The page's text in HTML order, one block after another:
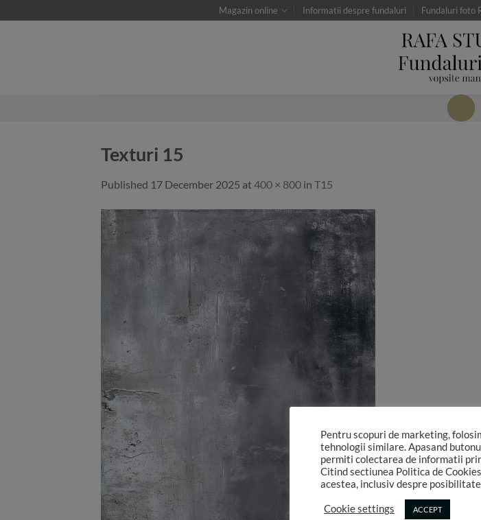
to
Magazin online Informatii despre fundaluri Fundaluri foto
Texturi 15
Published 17 December 2025 at400 × 800 in T15
Pentru scopuri de marketing,
tehnologii similare. Apasand
permiti colectarea de informatii
Citind sectiunea Politica de
acestea, inclusiv despre
Cookie settings ACCEPT